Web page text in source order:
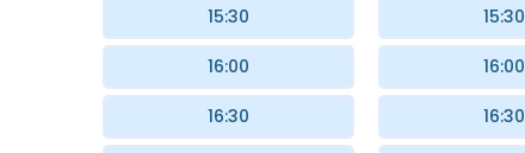
15:30
16:00
16:30
15:30
16:00
16:30